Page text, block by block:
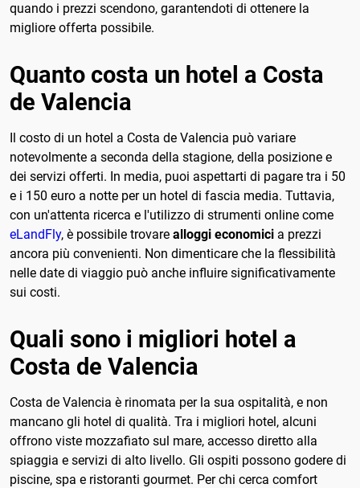
quando i prezzi scendono, garantendoti di ottenere la
migliore offerta possibile.
Quanto costa un hotel a Costa
de Valencia
Il costo di un hotel a Costa de Valencia può variare
notevolmente a seconda della stagione, della posizione e
dei servizi offerti. In media, puoi aspettarti di pagare tra i 50
e i 150 euro a notte per un hotel di fascia media. Tuttavia,
con un'attenta ricerca e l'utilizzo di strumenti online come
eLandFly, è possibile trovare alloggi economici a prezzi
ancora più convenienti. Non dimenticare che la flessibilità
nelle date di viaggio può anche influire significativamente
sui costi.
Quali sono i migliori hotel a
Costa de Valencia
Costa de Valencia è rinomata per la sua ospitalità, e non
mancano gli hotel di qualità. Tra i migliori hotel, alcuni
offrono viste mozzafiato sul mare, accesso diretto alla
spiaggia e servizi di alto livello. Gli ospiti possono godere di
piscine, spa e ristoranti gourmet. Per chi cerca comfort